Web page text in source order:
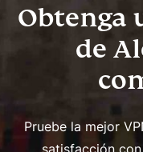
Obtenga
de
Pruebe la mejor
satisfacción con